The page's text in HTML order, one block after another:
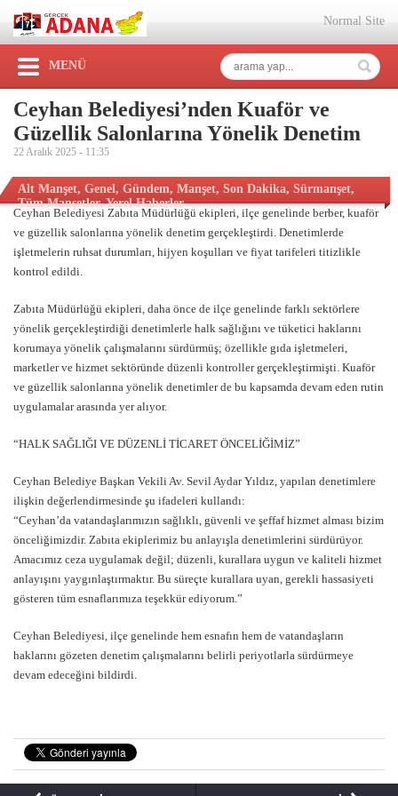
Normal Site
MENÜ
Ceyhan Belediyesi’nden Kuaför ve
Güzellik Salonlarına Yönelik Denetim
22 Aralık 2025 - 11:35
Alt Manşet, Genel, Gündem, Manşet, Son Dakika, Sürmanşet,
Tüm Manşetler,Yerel Haberler
Ceyhan Belediyesi Zabıta Müdürlüğü ekipleri, ilçe genelinde berber, kuaför
ve güzellik salonlarına yönelik denetim gerçekleştirdi. Denetimlerde
işletmelerin ruhsat durumları, hijyen koşulları ve fiyat tarifeleri titizlikle
kontrol edildi.
Zabıta Müdürlüğü ekipleri, daha önce de ilçe genelinde farklı sektörlere
yönelik gerçekleştirdiği denetimlerle halk sağlığını ve tüketici haklarını
korumaya yönelik çalışmalarını sürdürmüş; özellikle gıda işletmeleri,
marketler ve hizmet sektöründe düzenli kontroller gerçekleştirmişti. Kuaför
ve güzellik salonlarına yönelik denetimler de bu kapsamda devam eden rutin
uygulamalar arasında yer alıyor.
“HALK SAĞLIĞI VE DÜZENLİ TİCARET ÖNCELİĞİMİZ”
Ceyhan Belediye Başkan Vekili Av. Sevil Aydar Yıldız, yapılan denetimlere
ilişkin değerlendirmesinde şu ifadeleri kullandı:
“Ceyhan’da vatandaşlarımızın sağlıklı, güvenli ve şeffaf hizmet alması bizim
önceliğimizdir. Zabıta ekiplerimiz bu anlayışla denetimlerini sürdürüyor.
Amacımız ceza uygulamak değil; düzenli, kurallara uygun ve kaliteli hizmet
anlayışını yaygınlaştırmaktır. Bu süreçte kurallara uyan, gerekli hassasiyeti
gösteren tüm esnaflarımıza teşekkür ediyorum.”
Ceyhan Belediyesi, ilçe genelinde hem esnafın hem de vatandaşların
haklarını gözeten denetim çalışmalarını belirli periyotlarla sürdürmeye
devam edeceğini bildirdi.